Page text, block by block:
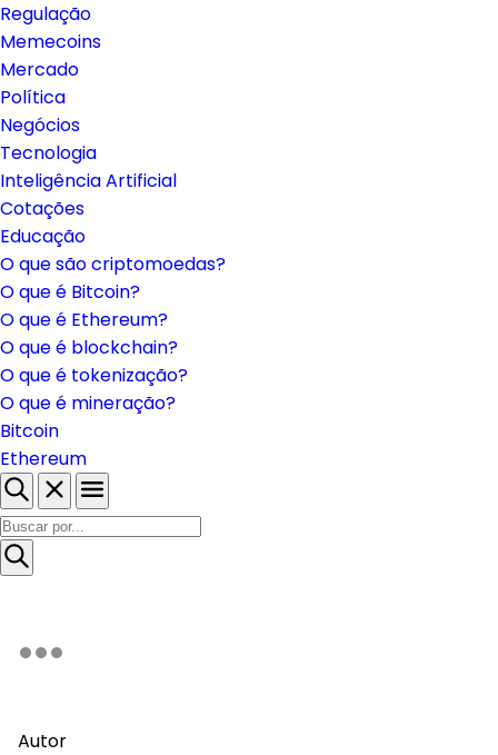
Regulação
Memecoins
Mercado
Política
Negócios
Tecnologia
Inteligência Artificial
Cotações
Educação
O que são criptomoedas?
O que é Bitcoin?
O que é Ethereum?
O que é blockchain?
O que é tokenização?
O que é mineração?
Bitcoin
Ethereum
Autor